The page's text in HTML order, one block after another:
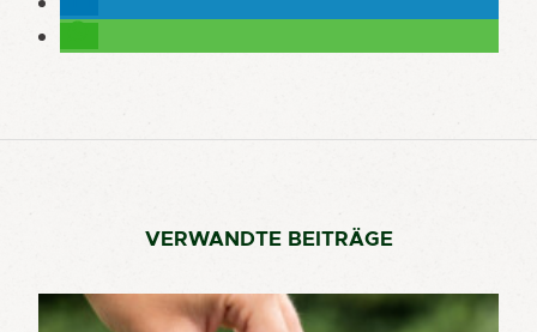
VERWANDTE BEITRÄGE